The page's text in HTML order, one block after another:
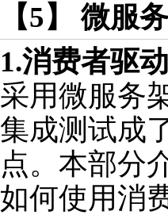
【5】 微服
1.消费者驱
采用微服务
集成测试成
点。本部分
如何使用消